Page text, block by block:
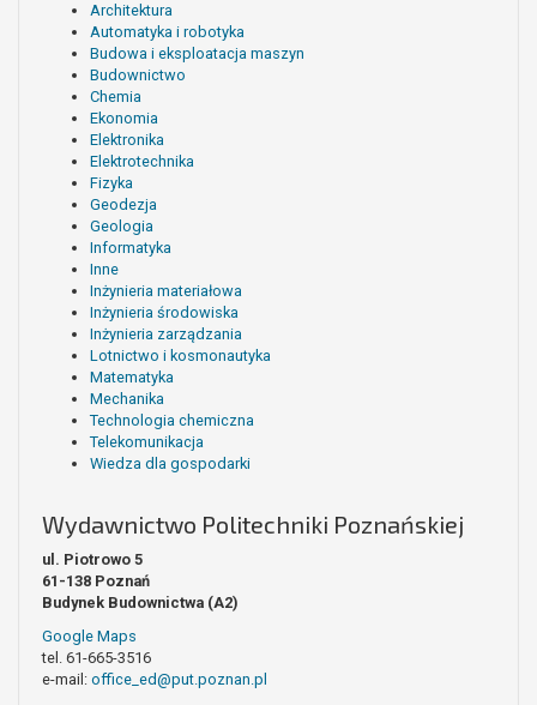
Architektura
Automatyka i robotyka
Budowa i eksploatacja maszyn
Budownictwo
Chemia
Ekonomia
Elektronika
Elektrotechnika
Fizyka
Geodezja
Geologia
Informatyka
Inne
Inżynieria materiałowa
Inżynieria środowiska
Inżynieria zarządzania
Lotnictwo i kosmonautyka
Matematyka
Mechanika
Technologia chemiczna
Telekomunikacja
Wiedza dla gospodarki
Wydawnictwo Politechniki Poznańskiej
ul. Piotrowo 5
61-138 Poznań
Budynek Budownictwa (A2)
Google Maps
tel. 61-665-3516
e-mail: office_ed@put.poznan.pl